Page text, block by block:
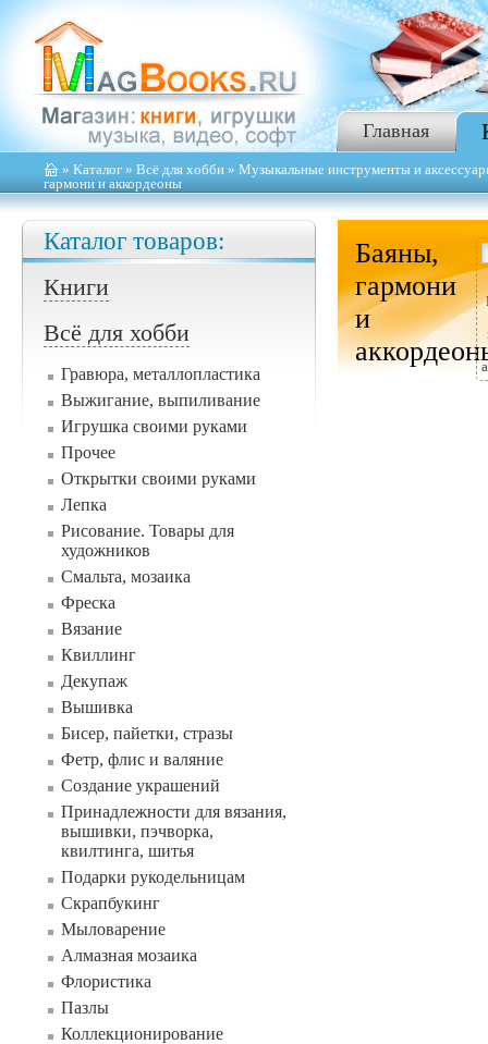
Главная
» Каталог » Всё для хобби » Музыкальные инструменты и
гармони и аккордеоны
Каталог товаров:
Книги
Всё для хобби
Гравюра, металлопластика
Выжигание, выпиливание
Игрушка своими руками
Прочее
Открытки своими руками
Лепка
Рисование. Товары для
художников
Смальта, мозаика
Фреска
Вязание
Квиллинг
Декупаж
Вышивка
Бисер, пайетки, стразы
Фетр, флис и валяние
Создание украшений
Принадлежности для вязания,
вышивки, пэчворка,
квилтинга, шитья
Подарки рукодельницам
Скрапбукинг
Мыловарение
Алмазная мозаика
Флористика
Пазлы
Коллекционирование
Баяны,
гармони
и